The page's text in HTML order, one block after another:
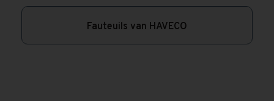
Fauteuils van HAVECO